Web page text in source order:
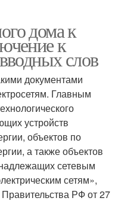
дома к
к
слов
документами
Главным
устройств
объектов по
а также объектов
сетевым
сетям»,
РФ от 27